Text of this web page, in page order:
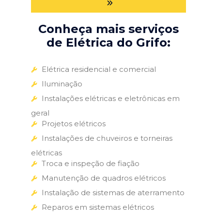
Conheça mais serviços
de Elétrica do Grifo:
Elétrica residencial e comercial
Iluminação
Instalações elétricas e eletrônicas em
geral
Projetos elétricos
Instalações de chuveiros e torneiras
elétricas
Troca e inspeção de fiação
Manutenção de quadros elétricos
Instalação de sistemas de aterramento
Reparos em sistemas elétricos